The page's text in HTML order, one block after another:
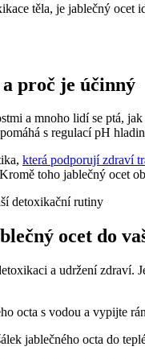
těla, je jablečný
proč je účinný
a mnoho lidí se ptá,
s regulací pH
která podporují zdraví
toho jablečný ocet
ocet do
a udržení zdraví.
octa s vodou a vypijte
jablečného octa do